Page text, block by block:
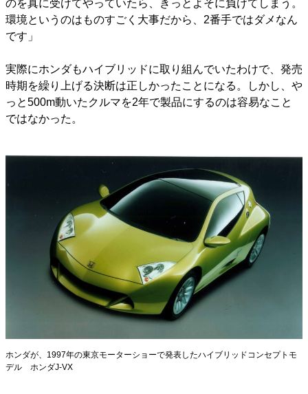
のを真に受けてやっていたら、きっとよそに負けてしまう。
環境というのはものすごく大事だから、2番手ではダメなん
です」
実際にホンダもハイブリッドに取り組んでいたわけで、発売
時期を繰り上げる決断は正しかったことになる。しかし、や
っと500m動いたクルマを2年で製品にするのは容易なこと
ではなかった。
ホンダが、1997年の東京モーターショーで発表したハイブリッドコンセプトモ
デル ホンダJ-VX